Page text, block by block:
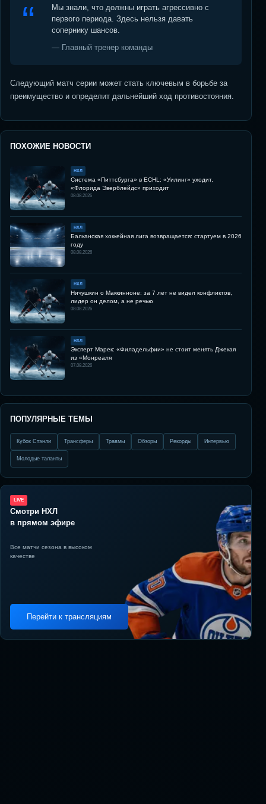
Мы знали, что должны играть агрессивно с
первого периода. Здесь нельзя давать
сопернику шансов.
— Главный тренер команды
Следующий матч серии может стать ключевым в борьбе за
преимущество и определит дальнейший ход противостояния.
ПОХОЖИЕ НОВОСТИ
НХЛ
Система «Питтсбурга» в ECHL: «Уилинг» уходит,
«Флорида Эверблейдс» приходит
08.08.2026
НХЛ
Балканская хоккейная лига возвращается: стартуем в 2026
году
08.08.2026
НХЛ
Ничушкин о Маккинноне: за 7 лет не видел конфликтов,
лидер он делом, а не речью
08.08.2026
НХЛ
Эксперт Марек: «Филадельфии» не стоит менять Джекая
из «Монреаля
07.08.2026
ПОПУЛЯРНЫЕ ТЕМЫ
Кубок Стэнли Трансферы Травмы Обзоры Рекорды Интервью
Молодые таланты
LIVE
Смотри НХЛ
в прямом эфире
Все матчи сезона в высоком
качестве
Перейти к трансляциям